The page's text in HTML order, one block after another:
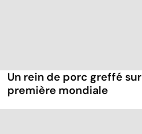
Un rein de porc greffé
première mondiale